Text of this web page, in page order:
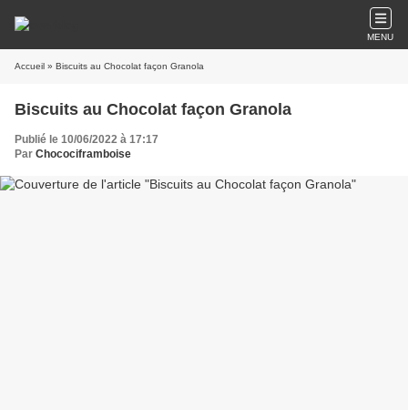
MENU
Accueil » Biscuits au Chocolat façon Granola
Biscuits au Chocolat façon Granola
Publié le 10/06/2022 à 17:17
Par Chocociframboise